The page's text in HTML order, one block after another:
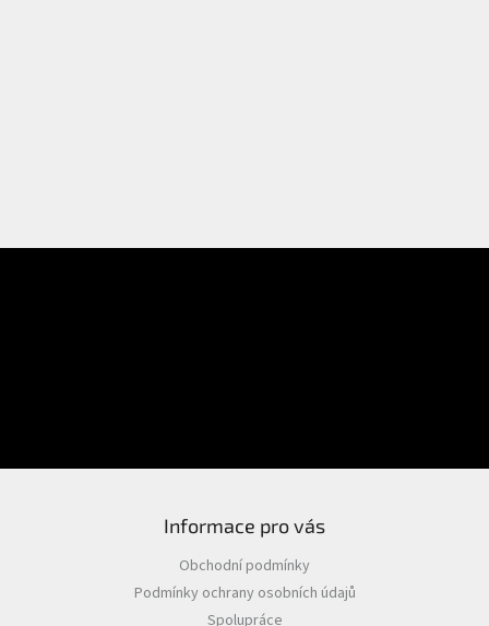
Informace pro vás
Obchodní podmínky
Podmínky ochrany osobních údajů
Spolupráce